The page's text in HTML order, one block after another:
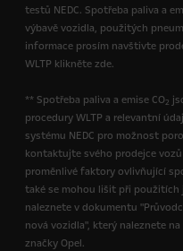
testů NEDC. Spotřeba paliva a
výbavě vozidla, použitých
informace prosím navštivte
WLTP klikněte zde.
** Spotřeba paliva a emise CO2
procedury WLTP a relevantní
systému NEDC pro možnost
kontaktujte svého prodejce
proměnlivé faktory ovlivňující
také se mohou lišit při
naleznete v dokumentu
nová vozidla", který naleznete
značky Opel.